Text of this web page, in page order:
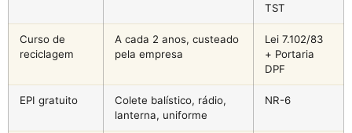
TST
Curso de
reciclagem
A cada 2 anos, custeado
pela empresa
Lei 7.102/83
+ Portaria
DPF
EPI gratuito
Colete balístico, rádio,
lanterna, uniforme
NR-6